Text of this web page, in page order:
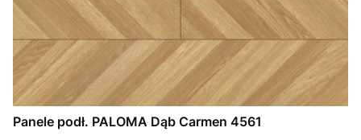
Panele podł. PALOMA Dąb Carmen 4561